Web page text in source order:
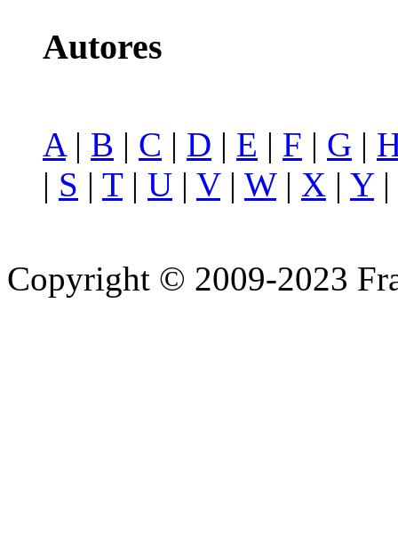
Autores
A | B | C | D | E | F | G |
| S | T| U | V| W| X | Y|
Copyright © 2009-2023